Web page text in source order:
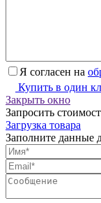
Я согласен на
Купить в один
Закрыть окно
Запросить
Загрузка товара
Заполните данные